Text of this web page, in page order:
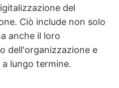
del
Ciò include non solo
anche il loro
dell'organizzazione e
lungo termine.